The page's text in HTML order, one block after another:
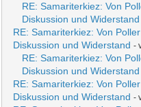
RE: Samariterkiez: Von
Diskussion und Widerstand
RE: Samariterkiez: Von
Diskussion und Widerstand -
RE: Samariterkiez: Von
Diskussion und Widerstand
RE: Samariterkiez: Von
Diskussion und Widerstand -